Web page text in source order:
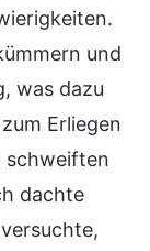
und
was dazu
Erliegen
schweiften
dachte